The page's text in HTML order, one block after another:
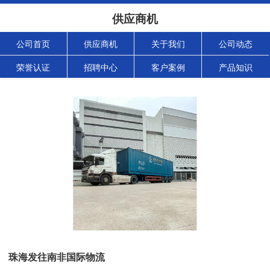
供应商机
公司首页 供应商机 关于我们 公司动态
荣誉认证 招聘中心 客户案例 产品知识
珠海发往南非国际物流